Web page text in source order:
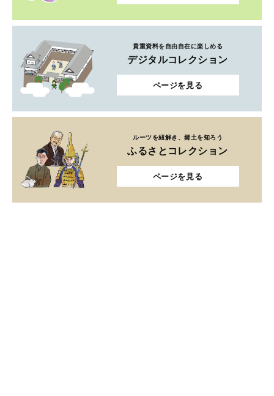
貴重資料を自由自在に楽しめる
デジタルコレクション
ページを見る
ルーツを紐解き、郷土を知ろう
ふるさとコレクション
ページを見る